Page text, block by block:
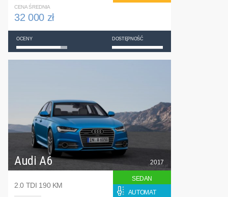
CENA ŚREDNIA
32 000 zł
OCENY DOSTĘPNOŚĆ
Audi A6
2.0 TDI 190 KM
2017
SEDAN
AUTOMAT